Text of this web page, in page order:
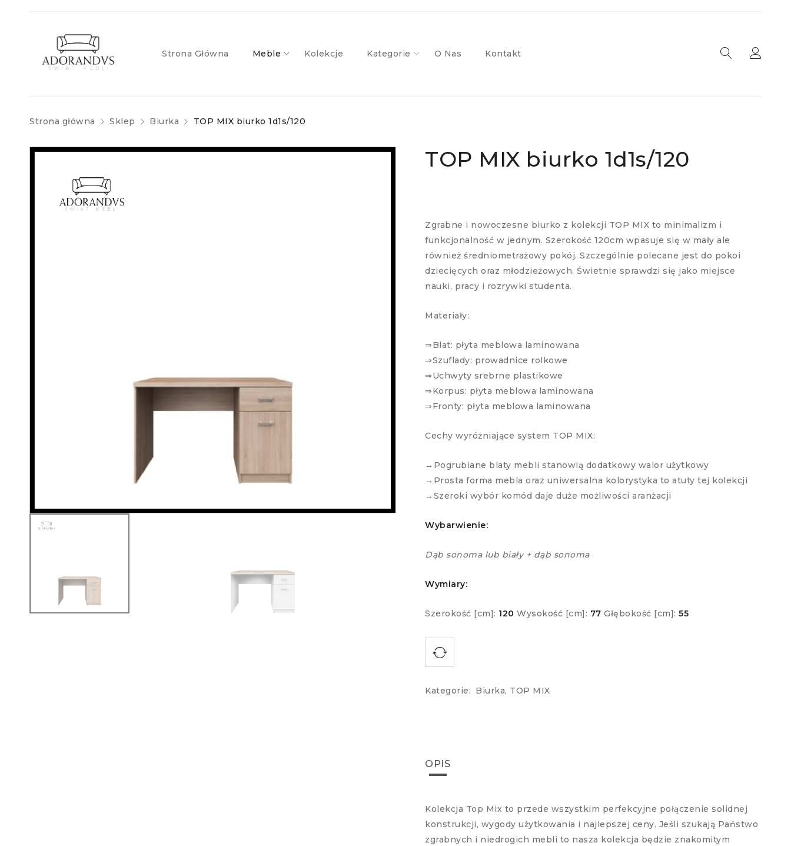
Strona Główna Meble Kolekcje Kategorie O Nas Kontakt
Strona główna Sklep Biurka TOP MIX biurko 1d1s/120
TOP MIX biurko 1d1s/120
Zgrabne i nowoczesne biurko z kolekcji TOP MIX to minimalizm i
funkcjonalność w jednym. Szerokość 120cm wpasuje się w mały ale
również średniometrażowy pokój. Szczególnie polecane jest do pokoi
dziecięcych oraz młodzieżowych. Świetnie sprawdzi się jako miejsce
nauki, pracy i rozrywki studenta.
Materiały:
⇒Blat: płyta meblowa laminowana
⇒Szuflady: prowadnice rolkowe
⇒Uchwyty srebrne plastikowe
⇒Korpus: płyta meblowa laminowana
⇒Fronty: płyta meblowa laminowana
Cechy wyróżniające system TOP MIX:
→Pogrubiane blaty mebli stanowią dodatkowy walor użytkowy
→Prosta forma mebla oraz uniwersalna kolorystyka to atuty tej kolekcji
→Szeroki wybór komód daje duże możliwości aranżacji
Wybarwienie:
Dąb sonoma lub biały + dąb sonoma
Wymiary:
Szerokość [cm]: 120 Wysokość [cm]: 77 Głębokość [cm]: 55
Kategorie: Biurka, TOP MIX
OPIS
Kolekcja Top Mix to przede wszystkim perfekcyjne połączenie solidnej
konstrukcji, wygody użytkowania i najlepszej ceny. Jeśli szukają Państwo
zgrabnych i niedrogich mebli to nasza kolekcja będzie znakomitym